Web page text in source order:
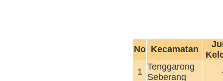
No Kecamatan
1 Tenggarong
Seberang